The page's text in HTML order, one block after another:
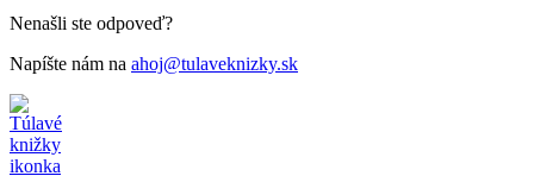
Nenašli ste odpoveď?
Napíšte nám na ahoj@tulaveknizky.sk